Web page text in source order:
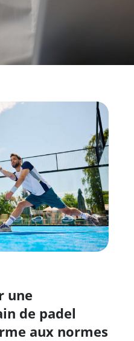
une
de padel
aux normes